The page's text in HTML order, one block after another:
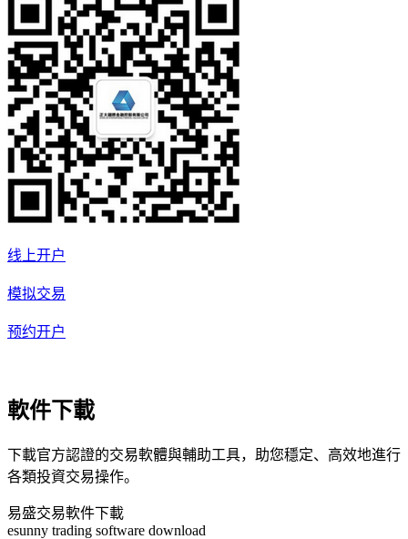
线上开户
模拟交易
预约开户
軟件下載
下載官方認證的交易軟體與輔助工具，助您穩定、高效地進行
各類投資交易操作。
易盛交易軟件下載
esunny trading software download